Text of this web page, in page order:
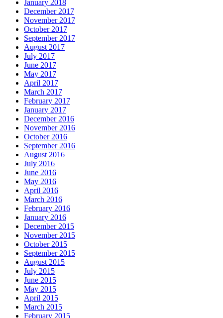
January 2018
December 2017
November 2017
October 2017
September 2017
August 2017
July 2017
June 2017
May 2017
April 2017
March 2017
February 2017
January 2017
December 2016
November 2016
October 2016
September 2016
August 2016
July 2016
June 2016
May 2016
April 2016
March 2016
February 2016
January 2016
December 2015
November 2015
October 2015
September 2015
August 2015
July 2015
June 2015
May 2015
April 2015
March 2015
February 2015